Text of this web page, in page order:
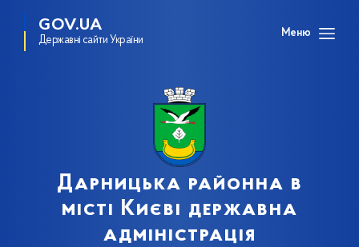
GOV.UA
Державні сайти України
Меню
Дарницька районна в
місті Києві державна
адміністрація